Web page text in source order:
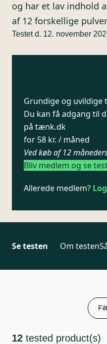
og har et lav indhold
af 12 forskellige
Testet d. 12. november
Grundige og uvildige
Du kan få adgang til
på tænk.dk
for 58 kr. / måned
Ved køb af 12
Bliv medlem og se
Allerede medlem?
Se testen Om testen
12 tested product(s)